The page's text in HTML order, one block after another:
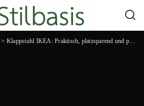
> Klappstuhl IKEA: Praktisch, platzsparend und preiswert – die besten Modelle für jede Gelegenheit